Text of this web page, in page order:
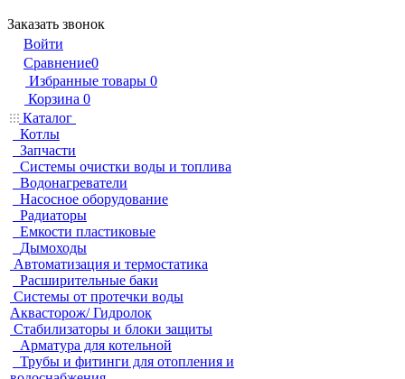
Заказать звонок
Войти
Сравнение0
Избранные товары 0
Корзина 0
Каталог
Котлы
Запчасти
Системы очистки воды и топлива
Водонагреватели
Насосное оборудование
Радиаторы
Емкости пластиковые
Дымоходы
Автоматизация и термостатика
Расширительные баки
Системы от протечки воды
Аквасторож/ Гидролок
Стабилизаторы и блоки защиты
Арматура для котельной
Трубы и фитинги для отопления и